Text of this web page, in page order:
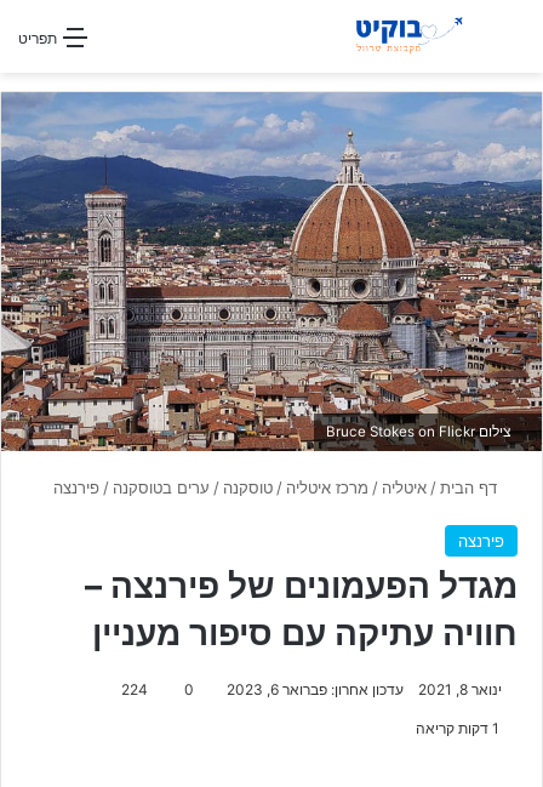
תפריט חפשו עבור
צילום Bruce Stokes on Flickr
דף הבית/ איטליה / מרכז איטליה / טוסקנה / ערים בטוסקנה / פירנצה
פירנצה
מגדל הפעמונים של פירנצה –
חוויה עתיקה עם סיפור מעניין
ינואר 8, 2021 עדכון אחרון: פברואר 6, 2023 0
224